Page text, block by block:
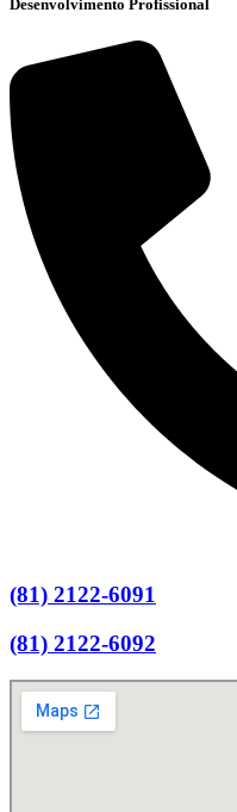
Desenvolvimento Profissional
(81) 2122-6091
(81) 2122-6092